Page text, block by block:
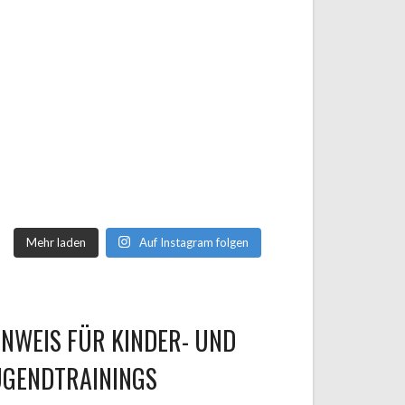
Mehr laden Auf Instagram folgen
FÜR KINDER- UND